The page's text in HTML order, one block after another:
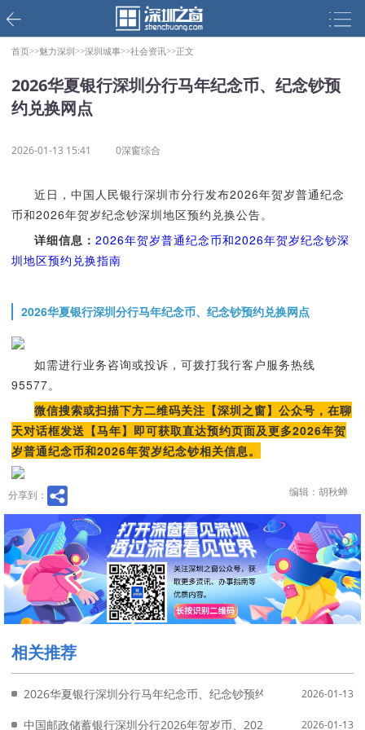
首页>>魅力深圳>>深圳城事>>社会资讯>>正文
2026华夏银行深圳分行马年纪念币、纪念钞预
约兑换网点
2026-01-13 15:41 0深窗综合
近日，中国人民银行深圳市分行发布2026年贺岁普通纪念
币和2026年贺岁纪念钞深圳地区预约兑换公告。
详细信息： 2026年贺岁普通纪念币和2026年贺岁纪念钞深
圳地区预约兑换指南
2026华夏银行深圳分行马年纪念币、纪念钞预约兑换网点
如需进行业务咨询或投诉，可拨打我行客户服务热线
95577。
微信搜索或扫描下方二维码关注【深圳之窗】公众号，在聊
天对话框发送【马年】即可获取直达预约页面及更多2026年贺
岁普通纪念币和2026年贺岁纪念钞相关信息。
分享到： 编辑：胡秋蝉
相关推荐
2026华夏银行深圳分行马年纪念币、纪念钞预约兑换网点2026-01-13
中国邮政储蓄银行深圳分行2026年贺岁币、2026年贺岁钞预约兑换
2026-01-13